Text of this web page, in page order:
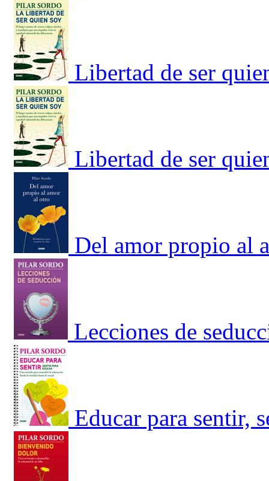
Libertad de ser
Libertad de ser
Del amor propio al
Lecciones de
Educar para sentir,